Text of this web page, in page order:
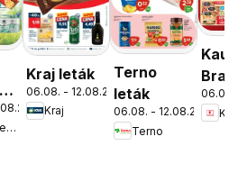
COOP Jednota
Kraj leták
06.08. - 12.08.2026
Kraj
Terno
leták
06.08. - 12.08.2026
Terno
Nové
06.08.